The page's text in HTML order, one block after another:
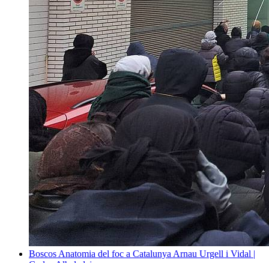
Boscos Anatomia del foc a Catalunya Arnau Urgell i Vidal |